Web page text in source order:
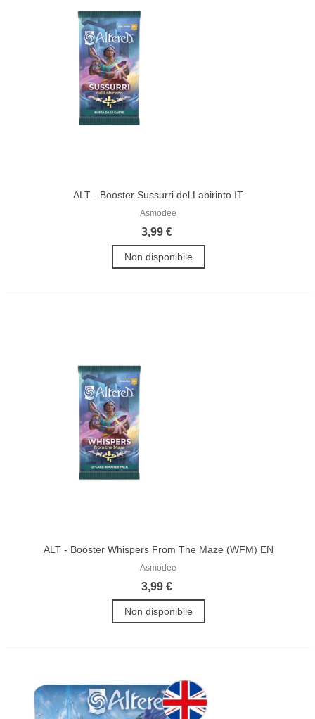
ALT - Booster Sussurri del Labirinto IT
Asmodee
3,99 €
Non disponibile
ALT - Booster Whispers From The Maze (WFM) EN
Asmodee
3,99 €
Non disponibile